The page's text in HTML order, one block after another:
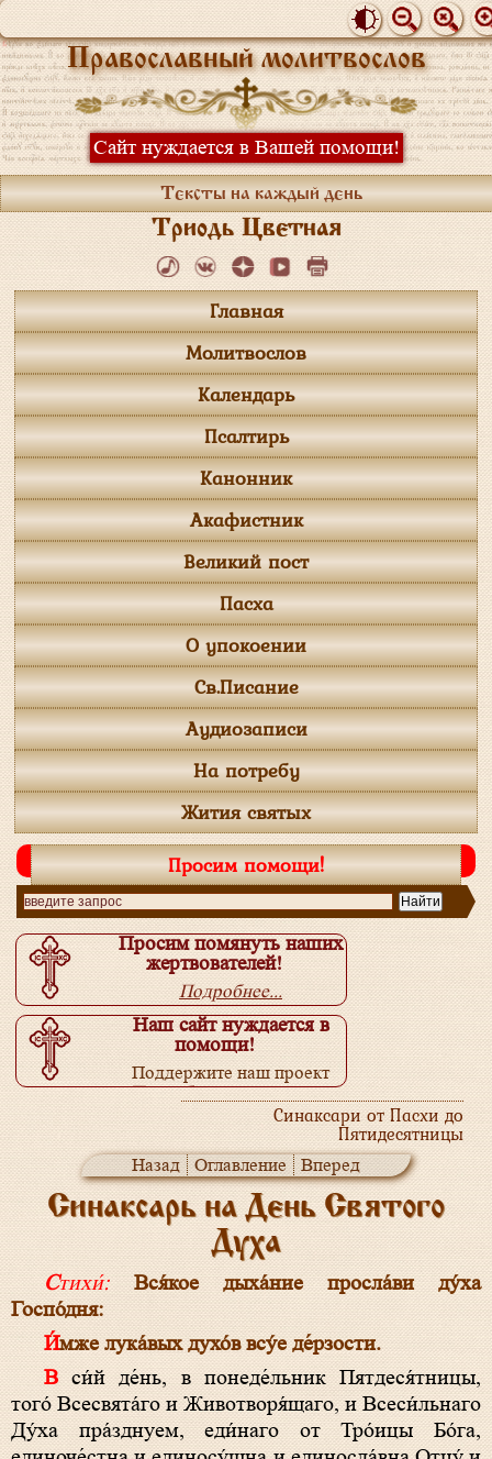
Православный молитвослов
Сайт нуждается в Вашей помощи!
Тексты на каждый день
Триодь Цветная
Главная
Молитвослов
Календарь
Псалтирь
Канонник
Акафистник
Великий пост
Пасха
О упокоении
Св.Писание
Аудиозаписи
На потребу
Жития святых
Просим помощи!
Просим помянуть наших
жертвователей!
Подробнее...
Наш сайт нуждается в
помощи!
Поддержите наш проект
Подробнее...
Синаксари от Пасхи до
Пятидесятницы
Назад Оглавление Вперед
Синаксарь на День Святого
Духа
Стихи́:
Вся́кое дыха́ние просла́ви ду́ха
Госпо́дня:
И́мже лука́вых духо́в всу́е де́рзости.
В си́й де́нь, в понеде́льник Пятдеся́тницы,
того́ Всесвята́го и Животворя́щаго, и Всеси́льнаго
Ду́ха пра́зднуем, еди́наго от Тро́ицы Бо́га,